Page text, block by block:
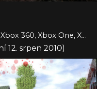
PC, PlayStation 4, PlayStation 5, Xbox 360, Xbox One, Xbox Series
12. srpen 2010)